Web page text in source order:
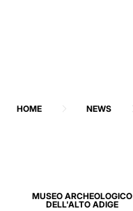
HOME NEWS
MUSEO ARCHEOLOGICO
DELL'ALTO ADIGE